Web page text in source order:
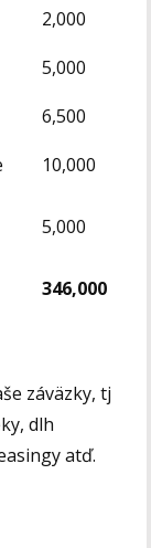
2,000
5,000
6,500
10,000
5,000
346,000
záväzky, tj
dlh
atď.